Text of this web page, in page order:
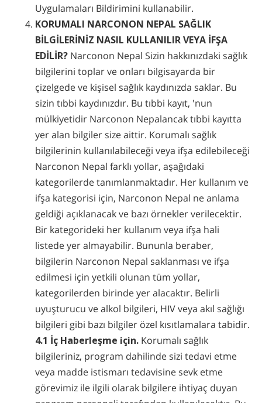
Uygulamaları Bildirimini kullanabilir.
KORUMALI NARCONON NEPAL SAĞLIK
BİLGİLERİNİZ NASIL KULLANILIR VEYA İFŞA
EDİLİR? Narconon Nepal Sizin hakkınızdaki sağlık
bilgilerini toplar ve onları bilgisayarda bir
çizelgede ve kişisel sağlık kaydınızda saklar. Bu
sizin tıbbi kaydınızdır. Bu tıbbi kayıt, 'nun
mülkiyetidir Narconon Nepalancak tıbbi kayıtta
yer alan bilgiler size aittir. Korumalı sağlık
bilgilerinin kullanılabileceği veya ifşa edilebileceği
Narconon Nepal farklı yollar, aşağıdaki
kategorilerde tanımlanmaktadır. Her kullanım ve
ifşa kategorisi için, Narconon Nepal ne anlama
geldiği açıklanacak ve bazı örnekler verilecektir.
Bir kategorideki her kullanım veya ifşa hali
listede yer almayabilir. Bununla beraber,
bilgilerin Narconon Nepal saklanması ve ifşa
edilmesi için yetkili olunan tüm yollar,
kategorilerden birinde yer alacaktır. Belirli
uyuşturucu ve alkol bilgileri, HIV veya akıl sağlığı
bilgileri gibi bazı bilgiler özel kısıtlamalara tabidir.
4.1 İç Haberleşme için. Korumalı sağlık
bilgileriniz, program dahilinde sizi tedavi etme
veya madde istismarı tedavisine sevk etme
görevimiz ile ilgili olarak bilgilere ihtiyaç duyan